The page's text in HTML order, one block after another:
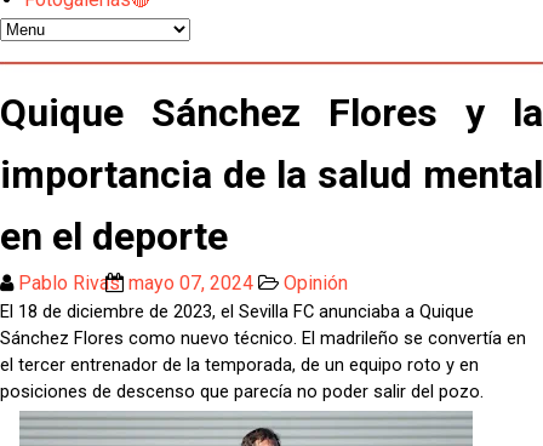
exigente choque ante el Bayer Leverkusen
Patrick Mercado no jugará en el Sevilla FC
El Sevilla FC pregunta al Atlético de Madrid por la
situación de Iker Luque
Nico Guillén:"Es importante que el equipo sea una
familia y se refleje en el campo"
El Sevilla oficializa el traspaso de Sow
Quique Sánchez Flores y la
importancia de la salud mental
en el deporte
Pablo Rivas mayo 07, 2024 Opinión
El 18 de diciembre de 2023, el Sevilla FC anunciaba a Quique
Sánchez Flores como nuevo técnico. El madrileño se convertía en
el tercer entrenador de la temporada, de un equipo roto y en
posiciones de descenso que parecía no poder salir del pozo.